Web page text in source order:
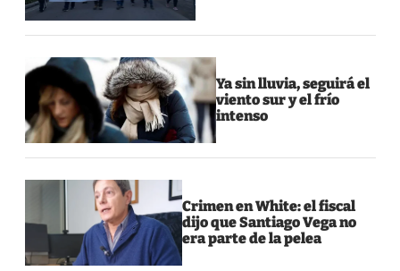
Ya sin lluvia, seguirá el
viento sur y el frío
intenso
Crimen en White: el fiscal
dijo que Santiago Vega no
era parte de la pelea